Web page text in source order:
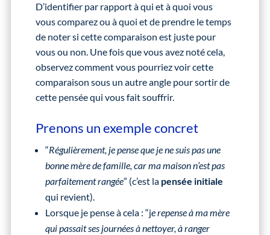
D’identifier par rapport à qui et à quoi vous
vous comparez ou à quoi et de prendre le temps
de noter si cette comparaison est juste pour
vous ou non. Une fois que vous avez noté cela,
observez comment vous pourriez voir cette
comparaison sous un autre angle pour sortir de
cette pensée qui vous fait souffrir.
Prenons un exemple concret
“Régulièrement, je pense que je ne suis pas une
bonne mère de famille, car ma maison n’est pas
parfaitement rangée” (c’est la pensée initiale
qui revient).
Lorsque je pense à cela : “je repense à ma mère
qui passait ses journées à nettoyer, à ranger